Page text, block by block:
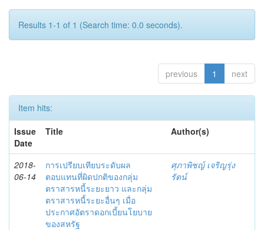
Results 1-1 of 1 (Search time: 0.0 seconds).
previous 1 next
Item hits:
Issue
Date
Title Author(s)
2018-
06-14
การเปรียบเทียบระดับผล
ตอบแทนที่ผิดปกติของกลุ่ม
ตราสารหนี้ระยะยาว และกลุ่ม
ตราสารหนี้ระยะอื่นๆ เมื่อ
ประกาศอัตราดอกเบี้ยนโยบาย
ของสหรัฐ
ศุภาพิชญ์ เจริญรุ่ง
รัตน์